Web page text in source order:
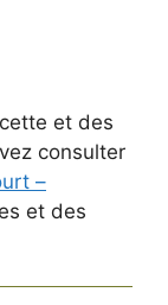
et des
consulter
–
et des